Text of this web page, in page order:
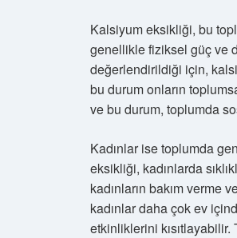
Kalsiyum eksikliği, bu
genellikle fiziksel güç ve
değerlendirildiği için,
bu durum onların
ve bu durum, toplumda
Kadınlar ise toplumda
eksikliği, kadınlarda
kadınların bakım verme
kadınlar daha çok ev
etkinliklerini kısıtlayabilir.